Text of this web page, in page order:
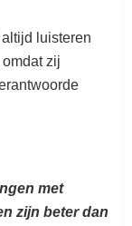
luisteren
zij
met
zijn beter dan